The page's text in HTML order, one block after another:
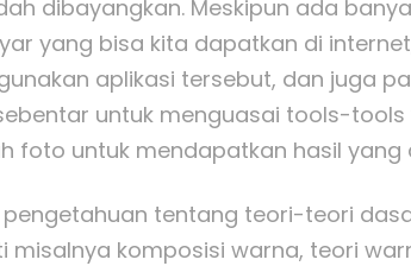
dibayangkan. Meskipun ada
yang bisa kita dapatkan di
aplikasi tersebut, dan juga
untuk menguasai tools-
foto untuk mendapatkan hasil yang
pengetahuan tentang teori-teori
misalnya komposisi warna, teori